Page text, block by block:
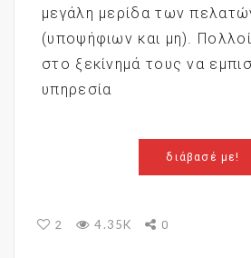
μεγάλη μερίδα των
(υποψήφιων και μη).
στο ξεκίνημά τους να
υπηρεσία
διάβασέ με!
2 4.35K 0